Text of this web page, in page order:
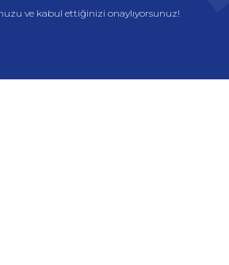
ve kabul ettiğinizi onaylıyorsunuz!